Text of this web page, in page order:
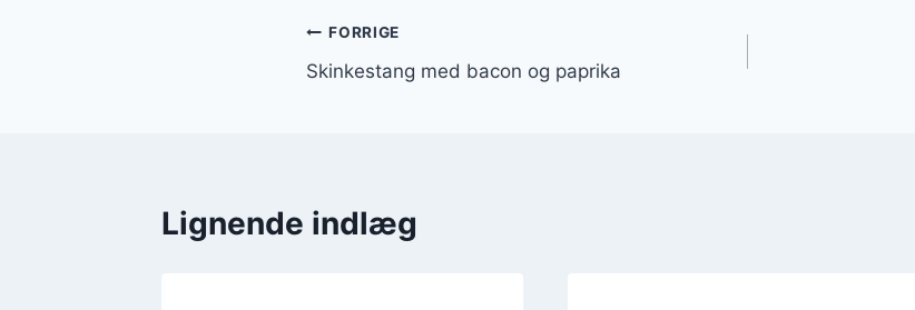
Indlægsnavigation
FORRIGE
Skinkestang med bacon og paprika
Lignende indlæg